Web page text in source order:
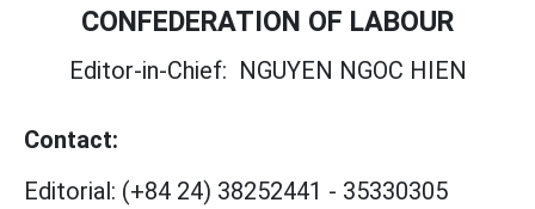
CONFEDERATION OF LABOUR
Editor-in-Chief: NGUYEN NGOC HIEN
Contact:
Editorial: (+84 24) 38252441 - 35330305